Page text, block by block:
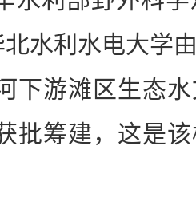
水利水电大学
下游滩区生态
批筹建，这是